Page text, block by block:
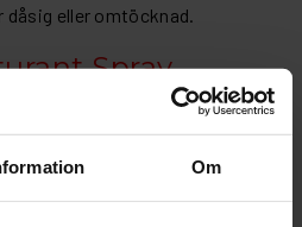
Om
dåsig eller omtöcknad.
Spray
CS Bumper Structurant
tex för
I innerområdet